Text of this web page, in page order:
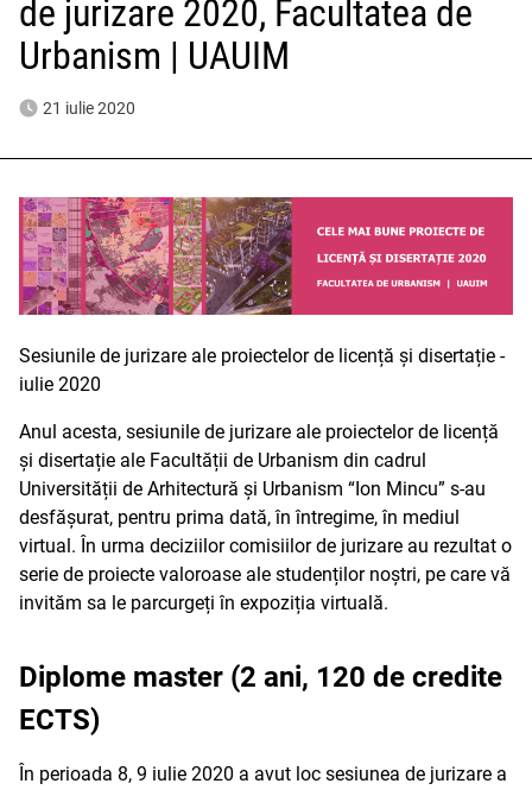
de jurizare 2020, Facultatea de
Urbanism | UAUIM
21 iulie 2020
Sesiunile de jurizare ale proiectelor de licență și disertație -
iulie 2020
Anul acesta, sesiunile de jurizare ale proiectelor de licență
și disertație ale Facultății de Urbanism din cadrul
Universității de Arhitectură și Urbanism “Ion Mincu” s-au
desfășurat, pentru prima dată, în întregime, în mediul
virtual. În urma deciziilor comisiilor de jurizare au rezultat o
serie de proiecte valoroase ale studenților noștri, pe care vă
invităm sa le parcurgeți în expoziția virtuală.
Diplome master (2 ani, 120 de credite
ECTS)
În perioada 8, 9 iulie 2020 a avut loc sesiunea de jurizare a